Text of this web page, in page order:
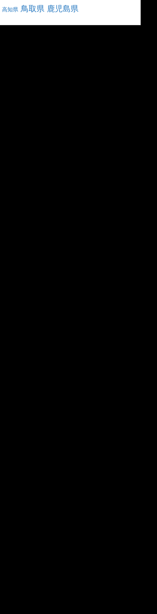
高知県 鳥取県 鹿児島県